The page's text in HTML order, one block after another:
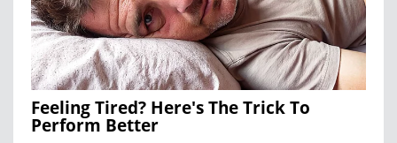
Feeling Tired? Here's The Trick To
Perform Better